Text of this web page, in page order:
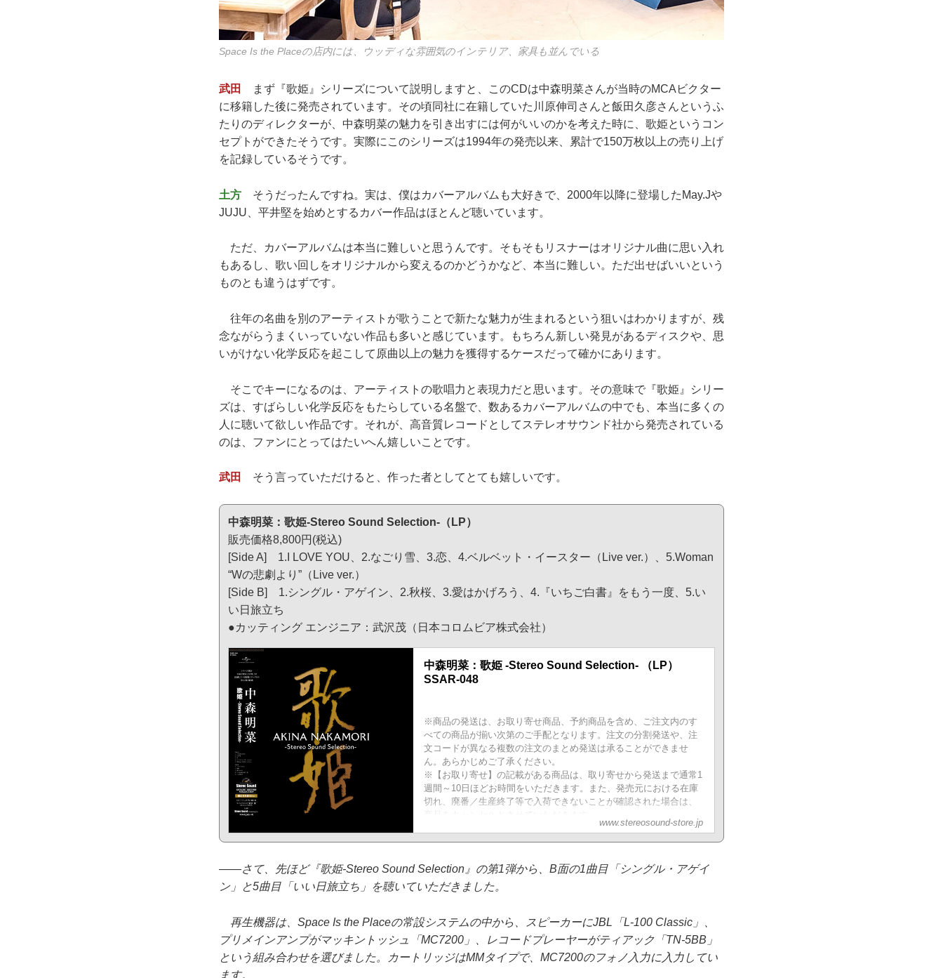
Space Is the Placeの店内には、ウッディな雰囲気のインテリア、家具も並んでいる
武田
まず『歌姫』シリーズについて説明しますと、このCDは中森明菜さんが当時のMCAビクター
に移籍した後に発売されています。その頃同社に在籍していた川原伸司さんと飯田久彦さんというふ
たりのディレクターが、中森明菜の魅力を引き出すには何がいいのかを考えた時に、歌姫というコン
セプトができたそうです。実際にこのシリーズは1994年の発売以来、累計で150万枚以上の売り上げ
を記録しているそうです。
土方 そうだったんですね。実は、僕はカバーアルバムも大好きで、2000年以降に登場したMay.Jや
JUJU、平井堅を始めとするカバー作品はほとんど聴いています。
ただ、カバーアルバムは本当に難しいと思うんです。そもそもリスナーはオリジナル曲に思い入れ
もあるし、歌い回しをオリジナルから変えるのかどうかなど、本当に難しい。ただ出せばいいという
ものとも違うはずです。
往年の名曲を別のアーティストが歌うことで新たな魅力が生まれるという狙いはわかりますが、残
念ながらうまくいっていない作品も多いと感じています。もちろん新しい発見があるディスクや、思
いがけない化学反応を起こして原曲以上の魅力を獲得するケースだって確かにあります。
そこでキーになるのは、アーティストの歌唱力と表現力だと思います。その意味で『歌姫』シリー
ズは、すばらしい化学反応をもたらしている名盤で、数あるカバーアルバムの中でも、本当に多くの
人に聴いて欲しい作品です。それが、高音質レコードとしてステレオサウンド社から発売されている
のは、ファンにとってはたいへん嬉しいことです。
武田 そう言っていただけると、作った者としてとても嬉しいです。
中森明菜：歌姫-Stereo Sound Selection-（LP）
販売価格8,800円(税込)
[Side A] 1.I LOVE YOU、2.なごり雪、3.恋、4.ベルベット・イースター（Live ver.）、5.Woman
“Wの悲劇より”（Live ver.）
[Side B] 1.シングル・アゲイン、2.秋桜、3.愛はかげろう、4.『いちご白書』をもう一度、5.い
い日旅立ち
●カッティング エンジニア：武沢茂（日本コロムビア株式会社）
中森明菜：歌姫 -Stereo Sound Selection- （LP）
SSAR-048
※商品の発送は、お取り寄せ商品、予約商品を含め、ご注文内のす
べての商品が揃い次第のご手配となります。注文の分割発送や、注
文コードが異なる複数の注文のまとめ発送は承ることができませ
ん。あらかじめご了承ください。
※【お取り寄せ】の記載がある商品は、取り寄せから発送まで通常1
週間～10日ほどお時間をいただきます。また、発売元における在庫
切れ、廃番／生産終了等で入荷できないことが確認された場合は、
商品をキャンセルとさせていただきます。
■品...
www.stereosound-store.jp
――さて、先ほど『歌姫-Stereo Sound Selection』の第1弾から、B面の1曲目「シングル・アゲイ
ン」と5曲目「いい日旅立ち」を聴いていただきました。
再生機器は、Space Is the Placeの常設システムの中から、スピーカーにJBL「L-100 Classic」、
プリメインアンプがマッキントッシュ「MC7200」、レコードプレーヤーがティアック「TN-5BB」
という組み合わせを選びました。カートリッジはMMタイプで、MC7200のフォノ入力に入力してい
ます。